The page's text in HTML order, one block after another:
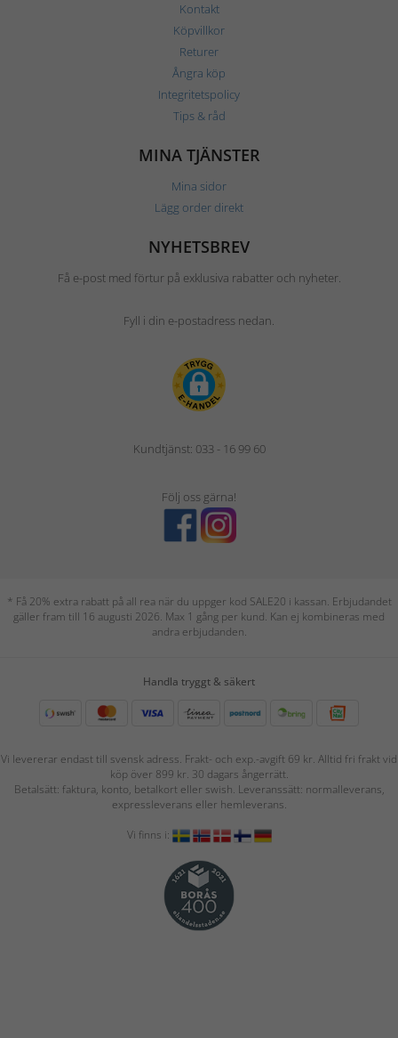
Kontakt
Köpvillkor
Returer
Ångra köp
Integritetspolicy
Tips & råd
MINA TJÄNSTER
Mina sidor
Lägg order direkt
NYHETSBREV
Få e-post med förtur på exklusiva rabatter och nyheter.
Fyll i din e-postadress nedan.
Kundtjänst: 033 - 16 99 60
Följ oss gärna!
* Få 20% extra rabatt på all rea när du uppger kod SALE20 i kassan. Erbjudandet
gäller fram till 16 augusti 2026. Max 1 gång per kund. Kan ej kombineras med
andra erbjudanden.
Handla tryggt & säkert
Vi levererar endast till svensk adress. Frakt- och exp.-avgift 69 kr. Alltid fri frakt vid
köp över 899 kr. 30 dagars ångerrätt.
Betalsätt: faktura, konto, betalkort eller swish. Leveranssätt: normalleverans,
expressleverans eller hemleverans.
Vi finns i: